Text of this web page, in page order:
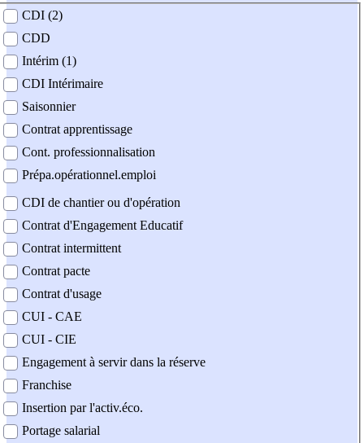
contrat
CDI (2)
CDD
Intérim (1)
CDI Intérimaire
Saisonnier
Contrat apprentissage
Cont. professionnalisation
Prépa.opérationnel.emploi
CDI de chantier ou d'opération
Contrat d'Engagement Educatif
Contrat intermittent
Contrat pacte
Contrat d'usage
CUI - CAE
CUI - CIE
Engagement à servir dans la réserve
Franchise
Insertion par l'activ.éco.
Portage salarial